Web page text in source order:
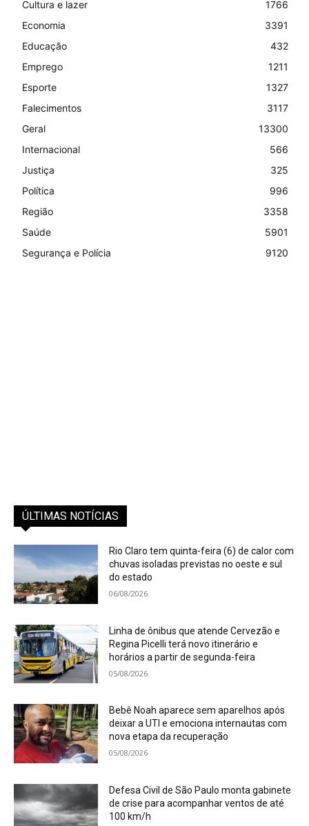
Cultura e lazer
1766
Economia
3391
Educação
432
Emprego
1211
Esporte
1327
Falecimentos
3117
Geral
13300
Internacional
566
Justiça
325
Política
996
Região
3358
Saúde
5901
Segurança e Polícia
9120
ÚLTIMAS NOTÍCIAS
Rio Claro tem quinta-feira (6) de calor com
chuvas isoladas previstas no oeste e sul
do estado
06/08/2026
Linha de ônibus que atende Cervezão e
Regina Picelli terá novo itinerário e
horários a partir de segunda-feira
05/08/2026
Bebê Noah aparece sem aparelhos após
deixar a UTI e emociona internautas com
nova etapa da recuperação
05/08/2026
Defesa Civil de São Paulo monta gabinete
de crise para acompanhar ventos de até
100 km/h